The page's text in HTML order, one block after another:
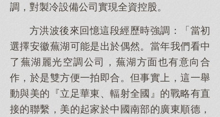
調，對製冷設備公司實現全資控股。
方洪波後來回憶這段經歷時強調：「當初
選擇安徽蕪湖可能是出於偶然。當年我們看中
了蕪湖麗光空調公司，蕪湖方面也有意向合
作，於是雙方便一拍即合。但事實上，這一舉
動與美的『立足華東、輻射全國』的戰略有直
接的聯繫，美的起家於中國南部的廣東順德，